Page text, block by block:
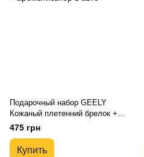
Подарочный набор GEELY
Кожаный плетенний брелок +
ароматизатор в авто
475 грн
Купить